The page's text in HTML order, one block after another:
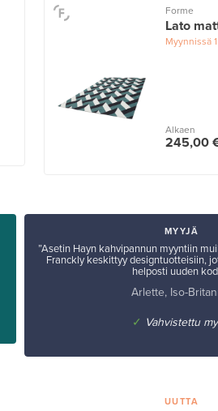
Forme
Lato
Myynnissä1
Alkaen
245,00
MYYJÄ
”Asetin Hayn kahvipannun myyntiin
Franckly keskittyy designtuotteisiin,
helposti uuden
Arlette, Iso-
✓ Vahvistettu
UUTTA